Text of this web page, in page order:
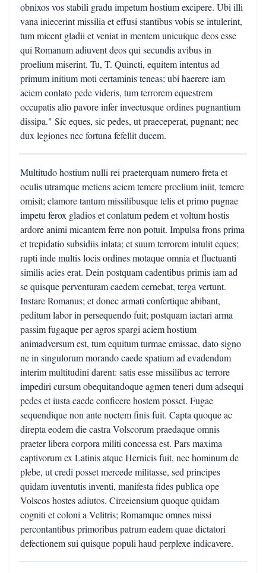
obnixos vos stabili gradu impetum hostium excipere. Ubi illi
vana iniecerint missilia et effusi stantibus vobis se intulerint,
tum micent gladii et veniat in mentem unicuique deos esse
qui Romanum adiuvent deos qui secundis avibus in
proelium miserint. Tu, T. Quincti, equitem intentus ad
primum initium moti certaminis teneas; ubi haerere iam
aciem conlato pede videris, tum terrorem equestrem
occupatis alio pavore infer invectusque ordines pugnantium
dissipa." Sic eques, sic pedes, ut praeceperat, pugnant; nec
dux legiones nec fortuna fefellit ducem.
Multitudo hostium nulli rei praeterquam numero freta et
oculis utramque metiens aciem temere proelium iniit, temere
omisit; clamore tantum missilibusque telis et primo pugnae
impetu ferox gladios et conlatum pedem et voltum hostis
ardore animi micantem ferre non potuit. Impulsa frons prima
et trepidatio subsidiis inlata; et suum terrorem intulit eques;
rupti inde multis locis ordines motaque omnia et fluctuanti
similis acies erat. Dein postquam cadentibus primis iam ad
se quisque perventuram caedem cernebat, terga vertunt.
Instare Romanus; et donec armati confertique abibant,
peditum labor in persequendo fuit; postquam iactari arma
passim fugaque per agros spargi aciem hostium
animadversum est, tum equitum turmae emissae, dato signo
ne in singulorum morando caede spatium ad evadendum
interim multitudini darent: satis esse missilibus ac terrore
impediri cursum obequitandoque agmen teneri dum adsequi
pedes et iusta caede conficere hostem posset. Fugae
sequendique non ante noctem finis fuit. Capta quoque ac
direpta eodem die castra Volscorum praedaque omnis
praeter libera corpora militi concessa est. Pars maxima
captivorum ex Latinis atque Hernicis fuit, nec hominum de
plebe, ut credi posset mercede militasse, sed principes
quidam iuventutis inventi, manifesta fides publica ope
Volscos hostes adiutos. Circeiensium quoque quidam
cogniti et coloni a Velitris; Romamque omnes missi
percontantibus primoribus patrum eadem quae dictatori
defectionem sui quisque populi haud perplexe indicavere.